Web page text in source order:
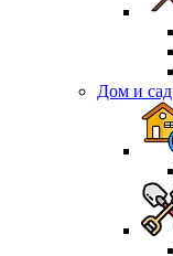
Дом и сад